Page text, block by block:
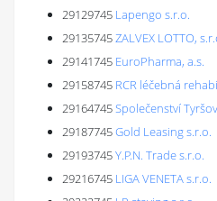
29129745 Lapengo s.r.o.
29135745ZALVEX LOTTO,
29141745 EuroPharma, a.s.
29158745 RCR léčebná
29164745Společenství
29187745Gold Leasing s.r.o.
29193745Y.P.N. Trade s.r.o.
29216745 LIGA VENETA s.r.o.